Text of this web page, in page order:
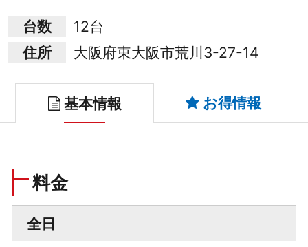
台数
12台
住所
大阪府東大阪市荒川3-27-14
基本情報 お得情報
料金
全日